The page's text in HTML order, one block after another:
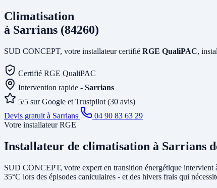
Climatisation
à Sarrians (84260)
SUD CONCEPT, votre installateur certifié RGE QualiPAC,
Certifié RGE QualiPAC
Intervention rapide - Sarrians
5/5 sur Google et Trustpilot (30 avis)
Devis gratuit à Sarrians
04 90 83 63 29
Votre installateur RGE
Installateur de climatisation à Sarrians
SUD CONCEPT, votre expert en transition énergétique intervient
35°C lors des épisodes caniculaires - et des hivers frais qui